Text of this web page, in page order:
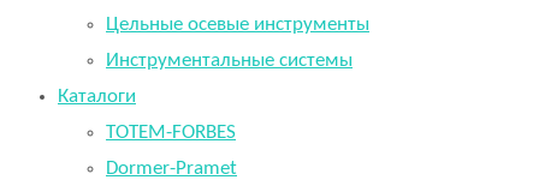
Цельные осевые инструменты
Инструментальные системы
Каталоги
TOTEM-FORBES
Dormer-Pramet